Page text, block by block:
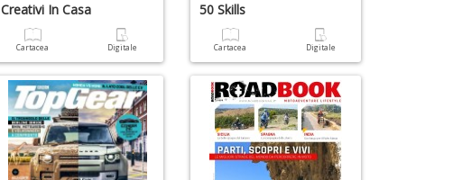
Creativi In Casa
Cartacea Digitale
50 Skills
Cartacea Digitale